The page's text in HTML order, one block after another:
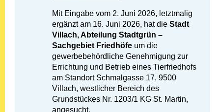
Mit Eingabe vom 2. Juni 2026, letztmalig
ergänzt am 16. Juni 2026, hat dieStadt
Villach, Abteilung Stadtgrün –
Sachgebiet Friedhöfe um die
gewerbebehördliche Genehmigung zur
Errichtung und Betrieb eines Tierfriedhofs
am Standort Schmalgasse 17, 9500
Villach, westlicher Bereich des
Grundstückes Nr. 1203/1 KG St. Martin,
angesucht.